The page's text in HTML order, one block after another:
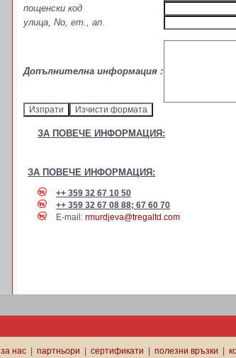
пощенски код
улица, No, ет., ап.
Допълнителна информация :
ЗА ПОВЕЧЕ ИНФОРМАЦИЯ:
ЗА ПОВЕЧЕ ИНФОРМАЦИЯ:
++ 359 32 67 10 50
++ 359 32 67 08 88; 67 60 70
E-mail: rmurdjeva@tregaltd.com
за нас| партньори сертификати полезни връзки